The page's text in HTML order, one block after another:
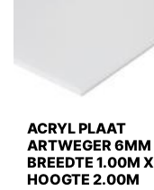
ACRYL PLAAT
ARTWEGER 6MM
BREEDTE 1.00M X
HOOGTE 2.00M